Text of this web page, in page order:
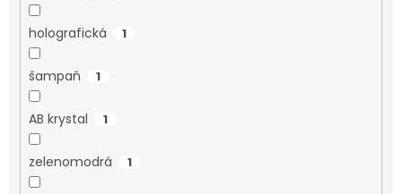
holografická 1
šampaň 1
AB krystal 1
zelenomodrá 1